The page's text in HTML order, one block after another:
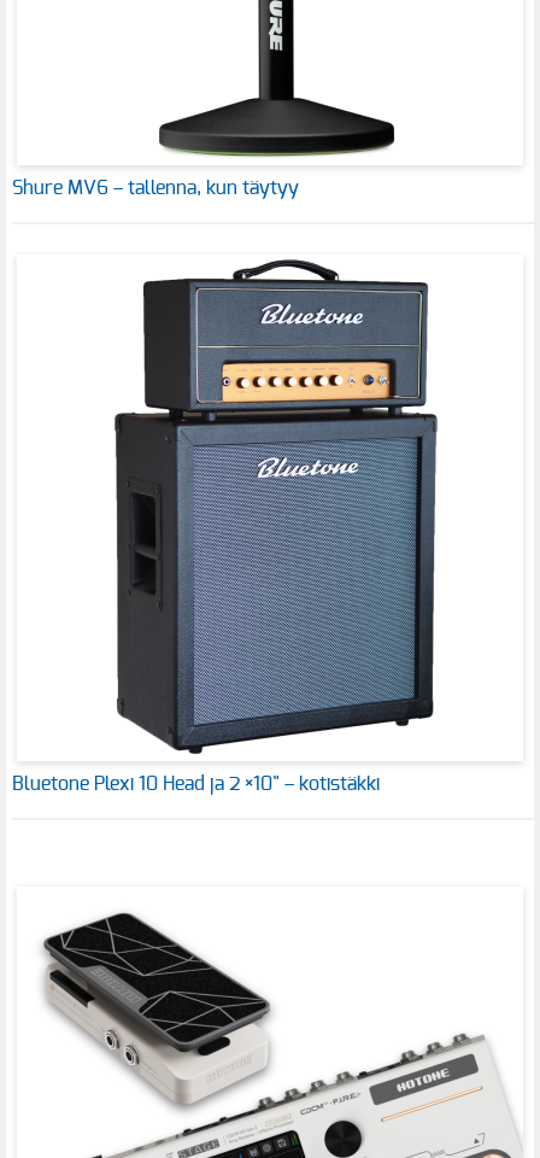
Shure MV6 – tallenna, kun täytyy
Bluetone Plexi 10 Head ja 2 ×10" – kotistäkki